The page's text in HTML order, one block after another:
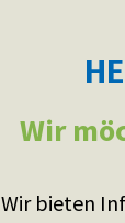
Wir
Wir bieten